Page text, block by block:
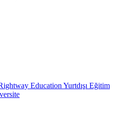
Education Yurtdışı Eğitim